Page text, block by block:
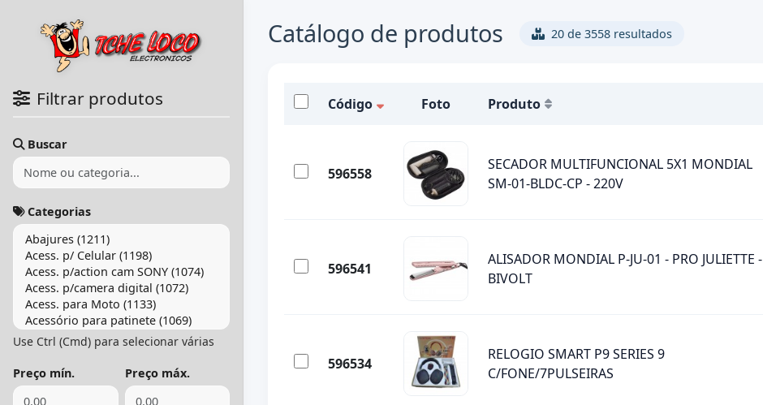
Filtrar produtos
Buscar
Categorias
Use Ctrl (Cmd) para selecionar várias
Preço mín. Preço máx.
Catálogo de produtos 20 de 3558 resultados
Código Foto Produto
596558
SECADOR MULTIFUNCIONAL 5X1 MONDIAL
SM-01-BLDC-CP - 220V
596541
ALISADOR MONDIAL P-JU-01 - PRO JULIETTE -
BIVOLT
596534
RELOGIO SMART P9 SERIES 9
C/FONE/7PULSEIRAS